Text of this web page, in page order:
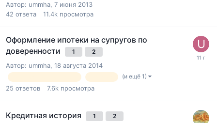
Автор: ummha, 7 июня 2013
42 ответа 11.4k просмотра
Оформление ипотеки на супругов по
доверенности
1 2
Автор: ummha, 18 августа 2014
(и ещё 1)
25 ответов 7.6k просмотра
Кредитная история 1 2